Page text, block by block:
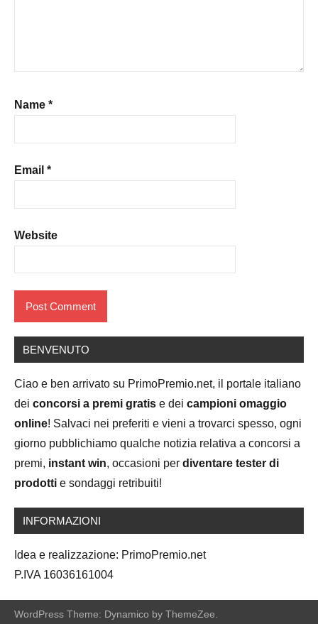
Name *
Email *
Website
BENVENUTO
Ciao e ben arrivato su PrimoPremio.net, il portale italiano
dei concorsi a premi gratis e dei campioni omaggio
online! Salvaci nei preferiti e vieni a trovarci spesso, ogni
giorno pubblichiamo qualche notizia relativa a concorsi a
premi, instant win, occasioni per diventare tester di
prodotti e sondaggi retribuiti!
INFORMAZIONI
Idea e realizzazione: PrimoPremio.net
P.IVA 16036161004
WordPress Theme: Dynamico by ThemeZee.